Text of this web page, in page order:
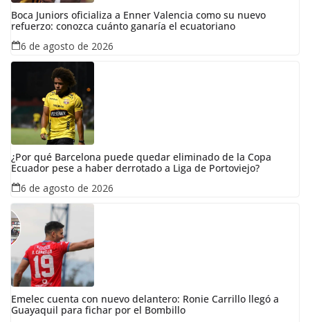
Boca Juniors oficializa a Enner Valencia como su nuevo
refuerzo: conozca cuánto ganaría el ecuatoriano
6 de agosto de 2026
¿Por qué Barcelona puede quedar eliminado de la Copa
Ecuador pese a haber derrotado a Liga de Portoviejo?
6 de agosto de 2026
Emelec cuenta con nuevo delantero: Ronie Carrillo llegó a
Guayaquil para fichar por el Bombillo